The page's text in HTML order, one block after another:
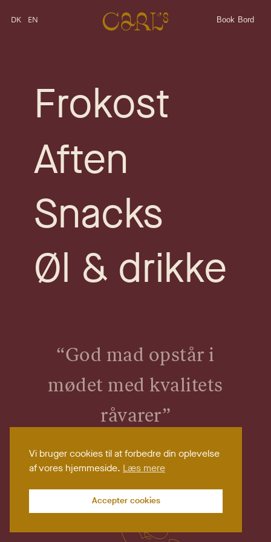
Frokost
Aften
Snacks
Øl & drikke
“God mad opstår i
mødet med kvalitets
råvarer”
—Jean-Georges Vongerichten
DK EN Book Bord
Vi bruger cookies til at forbedre din oplevelse
af vores hjemmeside. Læs mere
Accepter cookies